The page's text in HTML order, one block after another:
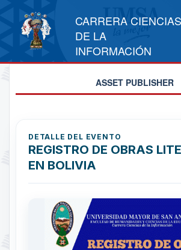
CARRERA CIENCIAS
DE LA
INFORMACIÓN
ASSET PUBLISHER
DETALLE DEL EVENTO
REGISTRO DE OBRAS
EN BOLIVIA